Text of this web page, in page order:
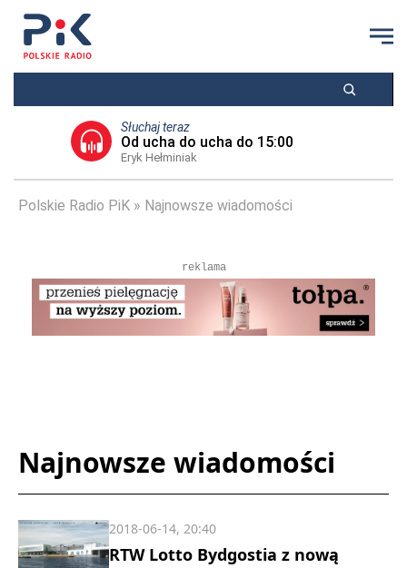
Słuchaj teraz
Od ucha do ucha do 15:00
Eryk Hełminiak
Polskie Radio PiK Najnowsze wiadomości
reklama
Najnowsze wiadomości
RTW Lotto Bydgostia z nową
2018-06-14, 20:40